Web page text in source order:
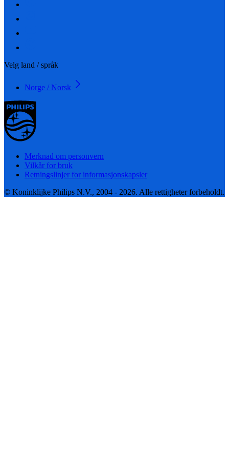
Velg land / språk
Norge / Norsk
Merknad om personvern
Vilkår for bruk
Retningslinjer for informasjonskapsler
© Koninklijke Philips N.V., 2004 - 2026. Alle rettigheter forbeholdt.